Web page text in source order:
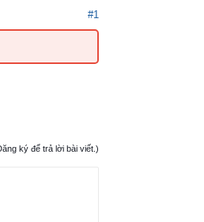
#1
ký để trả lời bài viết.)